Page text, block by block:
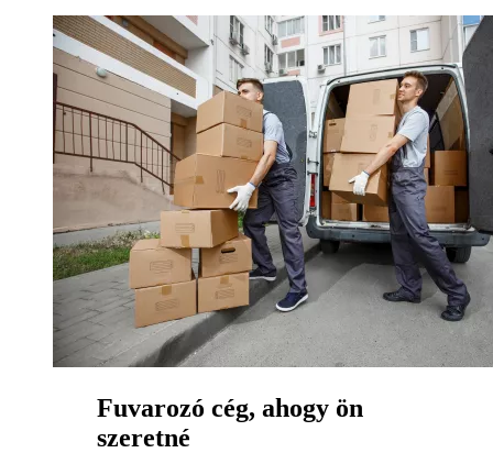
Fuvarozó cég, ahogy ön
szeretné